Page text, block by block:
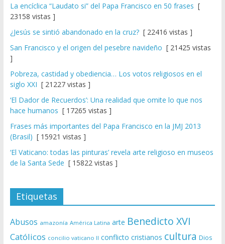
La encíclica “Laudato si” del Papa Francisco en 50 frases [
23158 vistas ]
¿Jesús se sintió abandonado en la cruz?[ 22416 vistas ]
San Francisco y el origen del pesebre navideño [ 21425 vistas
]
Pobreza, castidad y obediencia… Los votos religiosos en el
siglo XXI [ 21227 vistas ]
‘El Dador de Recuerdos’: Una realidad que omite lo que nos
hace humanos [ 17265 vistas ]
Frases más importantes del Papa Francisco en la JMJ 2013
(Brasil) [ 15921 vistas ]
‘El Vaticano: todas las pinturas’ revela arte religioso en museos
de la Santa Sede [ 15822 vistas ]
Etiquetas
Abusos amazonía América Latina arte Benedicto XVI
Católicos concilio vaticano II conflicto cristianos cultura Dios